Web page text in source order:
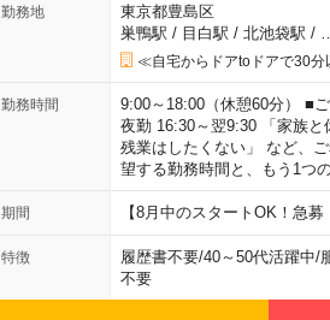
勤務地
東京都豊島区
巣鴨駅 / 目白駅 / 北池袋駅 /
≪自宅からドアtoドアで30分
勤務時間
9:00～18:00（休憩60分） ■
夜勤 16:30～翌9:30 「家族
残業はしたくない」 など、
望する勤務時間と、もう1つ
期間 【8月中のスタートOK！急
特徴 履歴書不要/40～50代活躍中/
不要